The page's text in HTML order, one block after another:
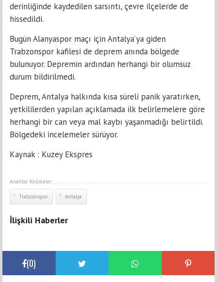
derinliğinde kaydedilen sarsıntı, çevre ilçelerde de
hissedildi.
Bugün Alanyaspor maçı için Antalya’ya giden
Trabzonspor kafilesi de deprem anında bölgede
bulunuyor. Depremin ardından herhangi bir olumsuz
durum bildirilmedi.
Deprem, Antalya halkında kısa süreli panik yaratırken,
yetkililerden yapılan açıklamada ilk belirlemelere göre
herhangi bir can veya mal kaybı yaşanmadığı belirtildi.
Bölgedeki incelemeler sürüyor.
Kaynak : Kuzey Ekspres
Anahtar Kelimeler
Trabzonspor Antalya
İlişkili Haberler
(0)